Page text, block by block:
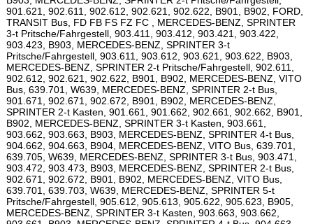
901.621, 902.611, 902.612, 902.621, 902.622, B901, B902, FORD,
TRANSIT Bus, FD FB FS FZ FC , MERCEDES-BENZ, SPRINTER
3-t Pritsche/Fahrgestell, 903.411, 903.412, 903.421, 903.422,
903.423, B903, MERCEDES-BENZ, SPRINTER 3-t
Pritsche/Fahrgestell, 903.611, 903.612, 903.621, 903.622, B903,
MERCEDES-BENZ, SPRINTER 2-t Pritsche/Fahrgestell, 902.611,
902.612, 902.621, 902.622, B901, B902, MERCEDES-BENZ, VITO
Bus, 639.701, W639, MERCEDES-BENZ, SPRINTER 2-t Bus,
901.671, 902.671, 902.672, B901, B902, MERCEDES-BENZ,
SPRINTER 2-t Kasten, 901.661, 901.662, 902.661, 902.662, B901,
B902, MERCEDES-BENZ, SPRINTER 3-t Kasten, 903.661,
903.662, 903.663, B903, MERCEDES-BENZ, SPRINTER 4-t Bus,
904.662, 904.663, B904, MERCEDES-BENZ, VITO Bus, 639.701,
639.705, W639, MERCEDES-BENZ, SPRINTER 3-t Bus, 903.471,
903.472, 903.473, B903, MERCEDES-BENZ, SPRINTER 2-t Bus,
902.671, 902.672, B901, B902, MERCEDES-BENZ, VITO Bus,
639.701, 639.703, W639, MERCEDES-BENZ, SPRINTER 5-t
Pritsche/Fahrgestell, 905.612, 905.613, 905.622, 905.623, B905,
MERCEDES-BENZ, SPRINTER 3-t Kasten, 903.663, 903.662,